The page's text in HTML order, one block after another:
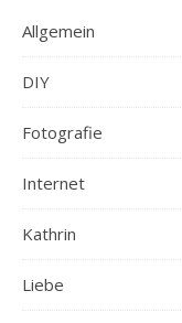
Allgemein
DIY
Fotografie
Internet
Kathrin
Liebe